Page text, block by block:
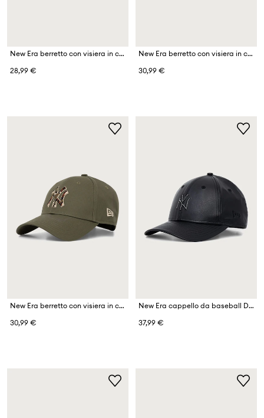
New Era berretto con visiera in cotone 9FORTY® ASTON VILLA FC
28,99 €
New Era berretto con visiera in cotone TORT INFILL 9FORTY®
30,99 €
New Era berretto con visiera in cotone OUTLINE CAMO 9FORTY®
30,99 €
New Era cappello da baseball DIAMANTE PU 9FORTY® MC
37,99 €